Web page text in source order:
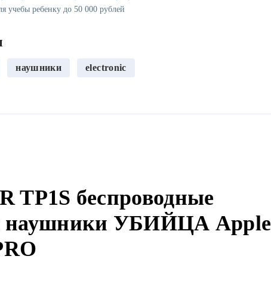
учебы ребенку до 50 000 рублей
наушники electronic
TP1S беспроводные
наушники УБИЙЦА Apple